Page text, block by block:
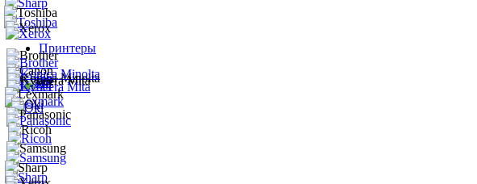
Принтеры